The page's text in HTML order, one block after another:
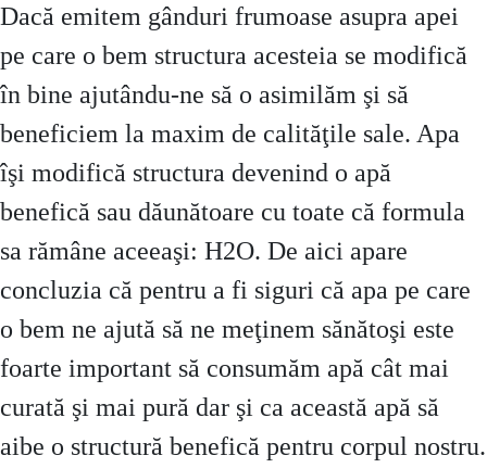
Dacă emitem gânduri frumoase asupra apei
pe care o bem structura acesteia se modifică
în bine ajutându-ne să o asimilăm şi să
beneficiem la maxim de calităţile sale. Apa
îşi modifică structura devenind o apă
benefică sau dăunătoare cu toate că formula
sa rămâne aceeaşi: H2O. De aici apare
concluzia că pentru a fi siguri că apa pe care
o bem ne ajută să ne meţinem sănătoşi este
foarte important să consumăm apă cât mai
curată şi mai pură dar şi ca această apă să
aibe o structură benefică pentru corpul nostru.